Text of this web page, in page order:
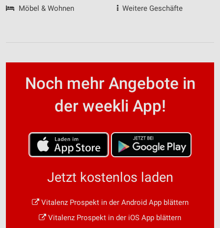
Möbel & Wohnen
Weitere Geschäfte
Noch mehr Angebote in
der weekli App!
Jetzt kostenlos laden
Vitalenz Prospekt in der Android App blättern
Vitalenz Prospekt in der iOS App blättern